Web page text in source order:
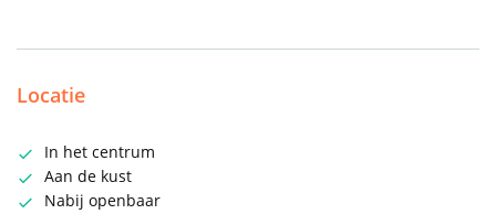
Locatie
In het centrum
Aan de kust
Nabij openbaar